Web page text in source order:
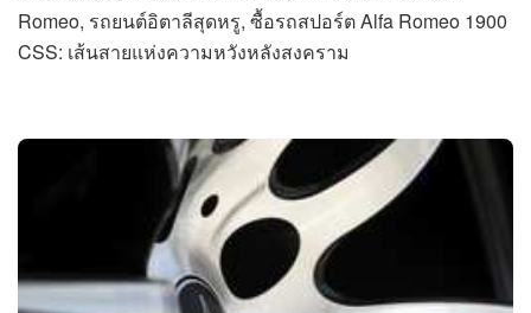
Romeo, รถยนต์อิตาลีสุดหรู, ซื้อรถสปอร์ต Alfa Romeo 1900
CSS: เส้นสายแห่งความหวังหลังสงคราม